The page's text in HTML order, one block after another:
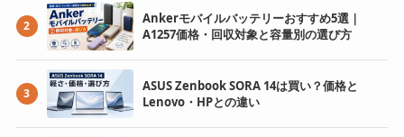
2
Ankerモバイルバッテリーおすすめ5選｜
A1257価格・回収対象と容量別の選び方
3
ASUS Zenbook SORA 14は買い？価格と
Lenovo・HPとの違い